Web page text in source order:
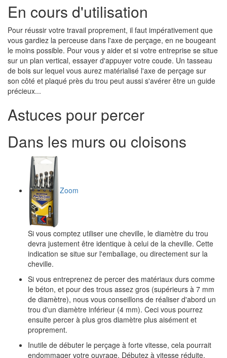
En cours d'utilisation
Pour réussir votre travail proprement, il faut impérativement que
vous gardiez la perceuse dans l'axe de perçage, en ne bougeant
le moins possible. Pour vous y aider et si votre entreprise se situe
sur un plan vertical, essayer d'appuyer votre coude. Un tasseau
de bois sur lequel vous aurez matérialisé l'axe de perçage sur
son côté et plaqué près du trou peut aussi s'avérer être un guide
précieux...
Astuces pour percer
Dans les murs ou cloisons
Zoom
Si vous comptez utiliser une cheville, le diamètre du trou
devra justement être identique à celui de la cheville. Cette
indication se situe sur l'emballage, ou directement sur la
cheville.
Si vous entreprenez de percer des matériaux durs comme
le béton, et pour des trous assez gros (supérieurs à 7 mm
de diamètre), nous vous conseillons de réaliser d'abord un
trou d'un diamètre inférieur (4 mm). Ceci vous pourrez
ensuite percer à plus gros diamètre plus aisément et
proprement.
Inutile de débuter le perçage à forte vitesse, cela pourrait
endommager votre ouvrage. Débutez à vitesse réduite.